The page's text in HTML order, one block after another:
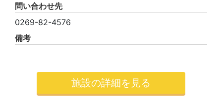
問い合わせ先
0269-82-4576
備考
施設の詳細を見る